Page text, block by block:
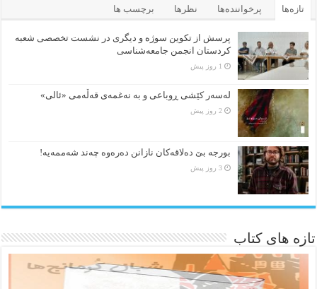
تازه‌ها پرخواننده‌ها نظرها برچسب ها
پرسش از تکوین سوژه و دیگری در نشست تخصصی شعبه
کردستان انجمن جامعه‌شناسی
1 روز پیش
لەسەر کێشی ڕوباعی و به نەغمەی قەڵەمی «ئالی»
2 روز پیش
بورجە بێ دەلاقەکان نازانن دەرەوە چەند شەممەیە!
3 روز پیش
تازه های کتاب